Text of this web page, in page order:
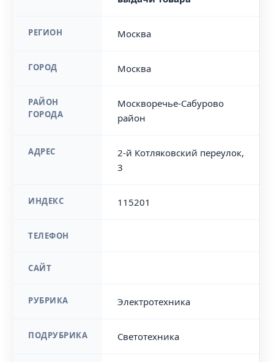
РЕГИОН Москва
ГОРОД Москва
РАЙОН
ГОРОДА
Москворечье-Сабурово
район
АДРЕС
2-й Котляковский переулок,
3
ИНДЕКС 115201
ТЕЛЕФОН
САЙТ
РУБРИКА Электротехника
ПОДРУБРИКА Светотехника